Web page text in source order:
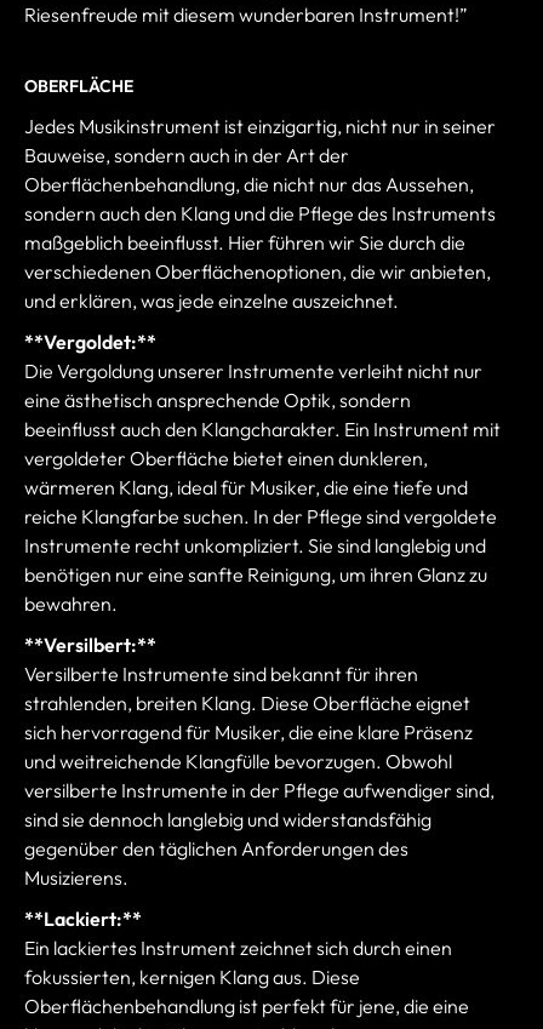
Riesenfreude mit diesem wunderbaren Instrument!”
OBERFLÄCHE
Jedes Musikinstrument ist einzigartig, nicht nur in seiner
Bauweise, sondern auch in der Art der
Oberflächenbehandlung, die nicht nur das Aussehen,
sondern auch den Klang und die Pflege des Instruments
maßgeblich beeinflusst. Hier führen wir Sie durch die
verschiedenen Oberflächenoptionen, die wir anbieten,
und erklären, was jede einzelne auszeichnet.
**Vergoldet:**
Die Vergoldung unserer Instrumente verleiht nicht nur
eine ästhetisch ansprechende Optik, sondern
beeinflusst auch den Klangcharakter. Ein Instrument mit
vergoldeter Oberfläche bietet einen dunkleren,
wärmeren Klang, ideal für Musiker, die eine tiefe und
reiche Klangfarbe suchen. In der Pflege sind vergoldete
Instrumente recht unkompliziert. Sie sind langlebig und
benötigen nur eine sanfte Reinigung, um ihren Glanz zu
bewahren.
**Versilbert:**
Versilberte Instrumente sind bekannt für ihren
strahlenden, breiten Klang. Diese Oberfläche eignet
sich hervorragend für Musiker, die eine klare Präsenz
und weitreichende Klangfülle bevorzugen. Obwohl
versilberte Instrumente in der Pflege aufwendiger sind,
sind sie dennoch langlebig und widerstandsfähig
gegenüber den täglichen Anforderungen des
Musizierens.
**Lackiert:**
Ein lackiertes Instrument zeichnet sich durch einen
fokussierten, kernigen Klang aus. Diese
Oberflächenbehandlung ist perfekt für jene, die eine